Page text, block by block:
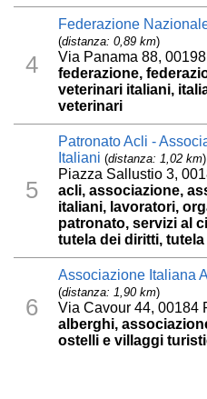
4
Federazione
(distanza: 0,89 km)
Via Panama 88,
federazione,
veterinari italiani,
veterinari
5
Patronato Acli -
Italiani (distanza: 1,02 km)
Piazza Sallustio 3,
acli, associazione,
italiani, lavoratori,
patronato, servizi al
tutela dei diritti,
6
Associazione Italiana
(distanza: 1,90 km)
Via Cavour 44, 00184
alberghi,
ostelli e villaggi